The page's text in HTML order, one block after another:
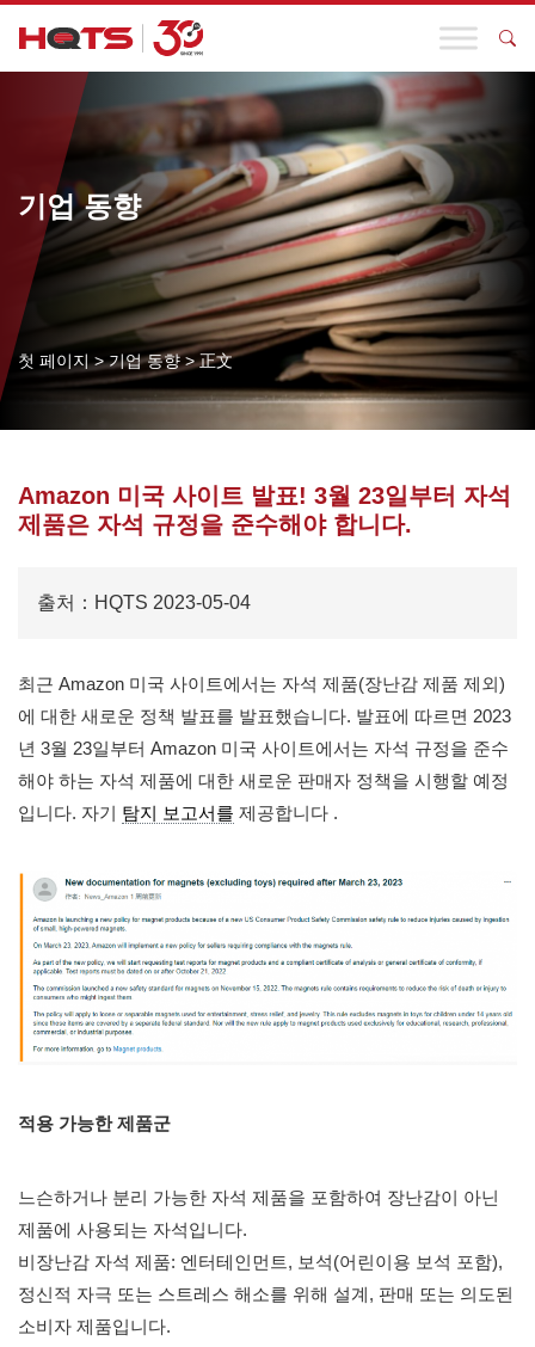
기업 동향
첫 페이지>기업 동향>正文
Amazon 미국 사이트 발표! 3월 23일부터 자석
제품은 자석 규정을 준수해야 합니다.
출처：HQTS 2023-05-04
최근 Amazon 미국 사이트에서는 자석 제품(장난감 제품 제외)
에 대한 새로운 정책 발표를 발표했습니다. 발표에 따르면 2023
년 3월 23일부터 Amazon 미국 사이트에서는 자석 규정을 준수
해야 하는 자석 제품에 대한 새로운 판매자 정책을 시행할 예정
입니다. 자기 탐지 보고서를 제공합니다 .
적용 가능한 제품군
느슨하거나 분리 가능한 자석 제품을 포함하여 장난감이 아닌
제품에 사용되는 자석입니다.
비장난감 자석 제품: 엔터테인먼트, 보석(어린이용 보석 포함),
정신적 자극 또는 스트레스 해소를 위해 설계, 판매 또는 의도된
소비자 제품입니다.